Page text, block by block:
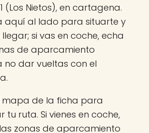
(Los Nietos), en cartagena.
aquí al lado para situarte y
si vas en coche, echa
de aparcamiento
dar vueltas con el
mapa de la ficha para
tu ruta. Si vienes en coche,
zonas de aparcamiento